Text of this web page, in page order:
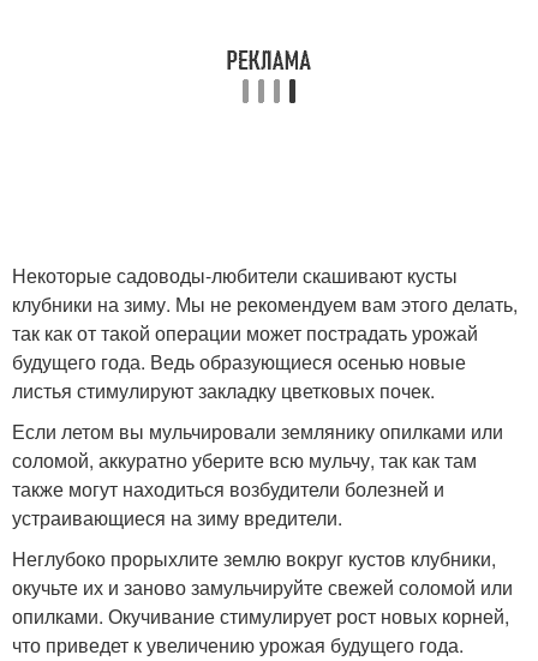
Некоторые садоводы-любители скашивают кусты
клубники на зиму. Мы не рекомендуем вам этого делать,
так как от такой операции может пострадать урожай
будущего года. Ведь образующиеся осенью новые
листья стимулируют закладку цветковых почек.
Если летом вы мульчировали землянику опилками или
соломой, аккуратно уберите всю мульчу, так как там
также могут находиться возбудители болезней и
устраивающиеся на зиму вредители.
Неглубоко прорыхлите землю вокруг кустов клубники,
окучьте их и заново замульчируйте свежей соломой или
опилками. Окучивание стимулирует рост новых корней,
что приведет к увеличению урожая будущего года.